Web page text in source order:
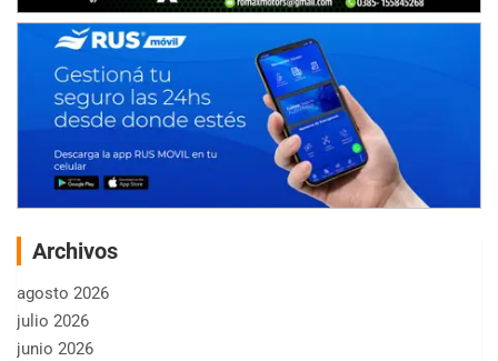
Archivos
agosto 2026
julio 2026
junio 2026